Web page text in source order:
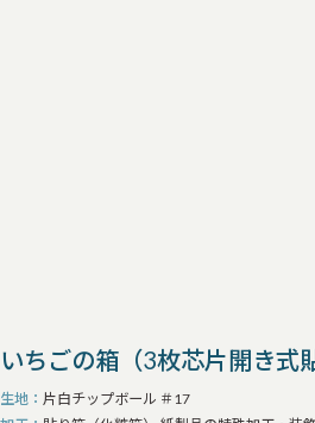
いちごの箱（3枚芯片開き式
生地
片白チップボール ＃17